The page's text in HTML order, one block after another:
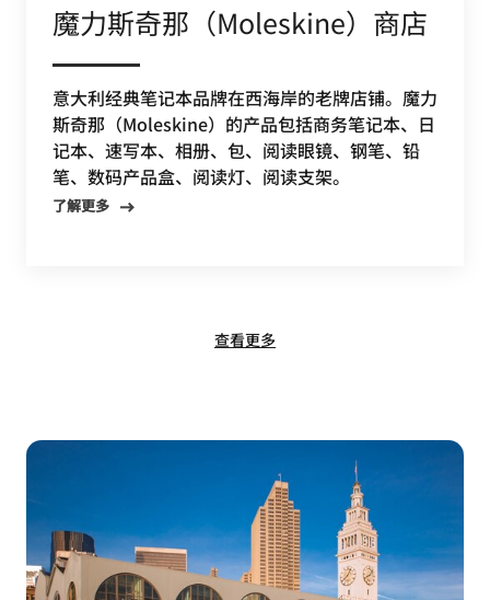
魔力斯奇那（Moleskine）商店
意大利经典笔记本品牌在西海岸的老牌店铺。魔力
斯奇那（Moleskine）的产品包括商务笔记本、日
记本、速写本、相册、包、阅读眼镜、钢笔、铅
笔、数码产品盒、阅读灯、阅读支架。
了解更多
查看更多